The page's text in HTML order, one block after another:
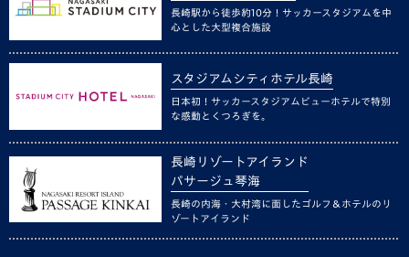
長崎駅から徒歩約10分！サッカースタジアムを中
心とした大型複合施設
スタジアムシティホテル長崎
日本初！サッカースタジアムビューホテルで特別
な感動とくつろぎを。
長崎リゾートアイランド
パサージュ琴海
長崎の内海・大村湾に面したゴルフ＆ホテルのリ
ゾートアイランド